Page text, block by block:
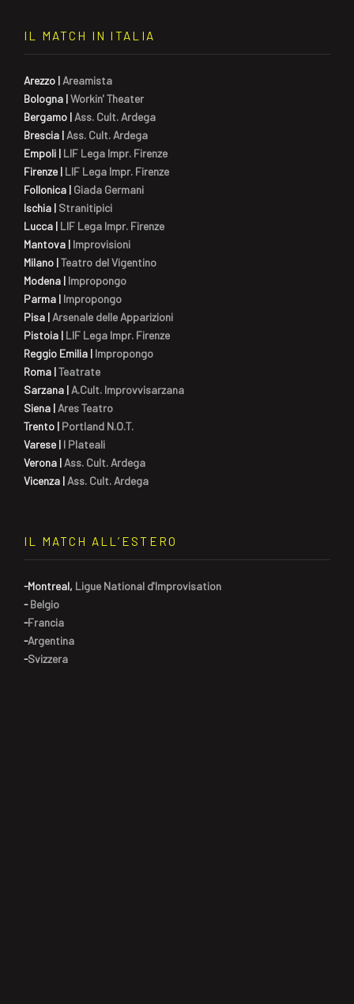
IL MATCH IN ITALIA
Arezzo |Areamista
Bologna |Workin' Theater
Bergamo |Ass. Cult. Ardega
Brescia |Ass. Cult. Ardega
Empoli | LIF Lega Impr. Firenze
Firenze | LIF Lega Impr. Firenze
Follonica | Giada Germani
Ischia | Stranitipici
Lucca | LIF Lega Impr. Firenze
Mantova | Improvisioni
Milano |Teatro del Vigentino
Modena | Impropongo
Parma | Impropongo
Pisa |Arsenale delle Apparizioni
Pistoia | LIF Lega Impr. Firenze
Reggio Emilia | Impropongo
Roma |Teatrate
Sarzana |A.Cult. Improvvisarzana
Siena |Ares Teatro
Trento | Portland N.O.T.
Varese | I Plateali
Verona |Ass. Cult. Ardega
Vicenza |Ass. Cult. Ardega
IL MATCH ALL’ESTERO
-Montreal, Ligue National d'Improvisation
-Belgio
-Francia
-Argentina
-Svizzera